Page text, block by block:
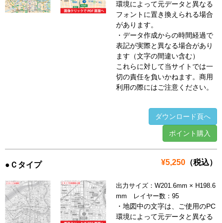
環境によって元データと異なる
フォントに置き換えられる場合
があります。
・データ作成からの時間経過で
表記が実際と異なる場合があり
ます（文字の間違い含む）
これらに対して当サイトでは一
切の責任を負いかねます。商用
利用の際にはご注意ください。
ダウンロード頁へ
ポイント購入
¥5,250 （税込）
●Ｃタイプ
出力サイズ：W201.6mm × H198.6
mm レイヤー数：95
・地図中の文字は、ご使用のPC
環境によって元データと異なる